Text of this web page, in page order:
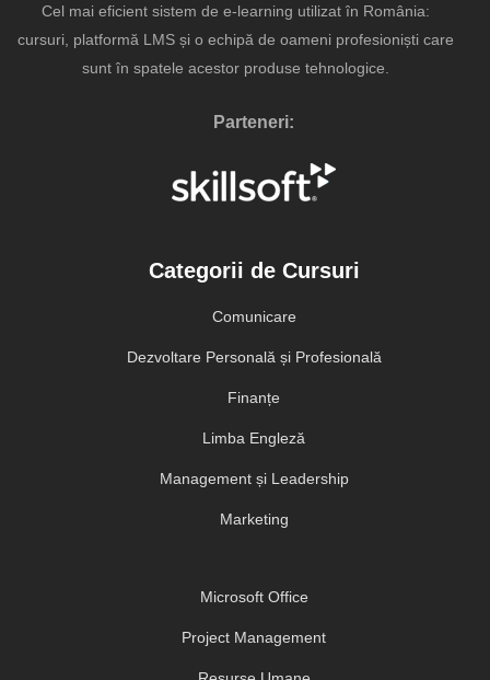
Cel mai eficient sistem de e-learning utilizat în România:
cursuri, platformă LMS și o echipă de oameni profesioniști care
sunt în spatele acestor produse tehnologice.
Parteneri:
Categorii de Cursuri
Comunicare
Dezvoltare Personală și Profesională
Finanțe
Limba Engleză
Management și Leadership
Marketing
Microsoft Office
Project Management